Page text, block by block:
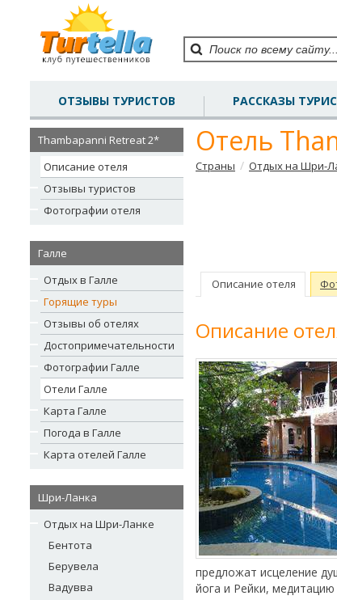
ОТЗЫВЫ ТУРИСТОВ РАССКАЗЫ
Thambapanni Retreat 2*
Описание отеля
Отзывы туристов
Фотографии отеля
Галле
Отдых в Галле
Горящие туры
Отзывы об отелях
Достопримечательности
Фотографии Галле
Отели Галле
Карта Галле
Погода в Галле
Карта отелей Галле
Шри-Ланка
Отдых на Шри-Ланке
Бентота
Берувела
Вадувва
Отель
Страны / Отдых на Шри-
Описание отеля
Описание
предложат исцеление
йога и Рейки,